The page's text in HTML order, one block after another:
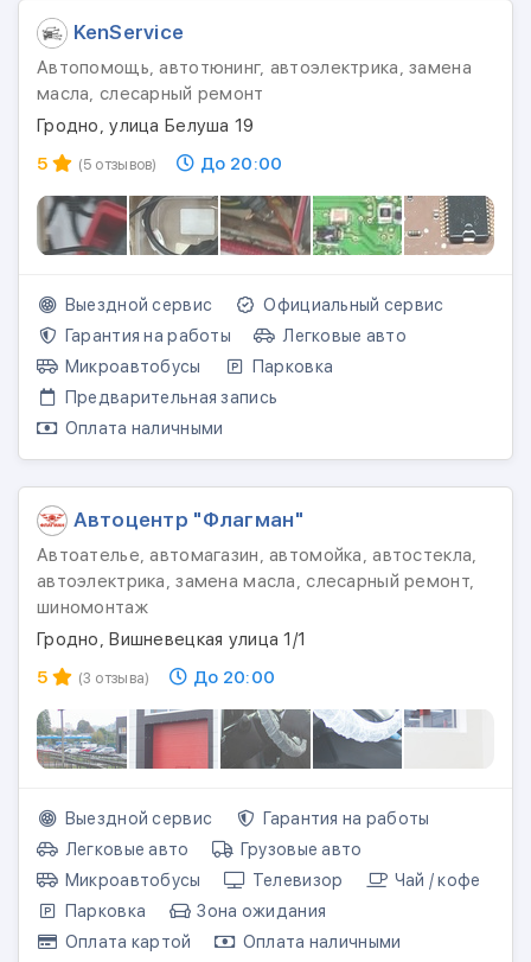
KenService
Автопомощь, автотюнинг, автоэлектрика, замена
масла, слесарный ремонт
Гродно, улица Белуша 19
5
(5 отзывов) До 20:00
Выездной сервис
Официальный сервис
Гарантия на работы
Легковые авто
Микроавтобусы
Парковка
Предварительная запись
Оплата наличными
Автоцентр "Флагман"
Автоателье, автомагазин, автомойка, автостекла,
автоэлектрика, замена масла, слесарный ремонт,
шиномонтаж
Гродно, Вишневецкая улица 1/1
5
(3 отзыва) До 20:00
Выездной сервис
Гарантия на работы
Легковые авто
Грузовые авто
Микроавтобусы
Телевизор
Чай / кофе
Парковка
Зона ожидания
Оплата картой
Оплата наличными